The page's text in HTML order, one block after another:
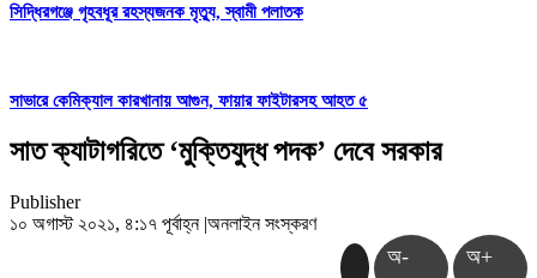
সিদ্ধিরগঞ্জে গৃহবধূর রহস্যজনক মৃত্যু, স্বামী পলাতক
সাভারে কেমিক্যাল কারখানায় আগুন, ফায়ার ফাইটারসহ আহত ৫
সাত ক্যাটাগরিতে ‘মুক্তিযুদ্ধ পদক’ দেবে সরকার
Publisher
১০ অগাস্ট ২০২১, ৪:১৭ পূর্বাহ্ন |অনলাইন সংস্করণ
অ- অ+